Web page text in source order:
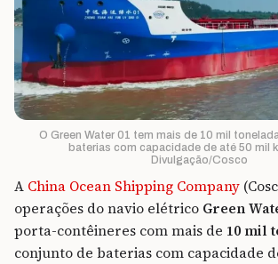
O Green Water 01 tem mais de 10 mil
baterias com capacidade de até 50 mil
Divulgação/Cosco
A China Ocean Shipping Company
operações do navio elétrico Green
porta-contêineres com mais de 10 mil
conjunto de baterias com capacidade